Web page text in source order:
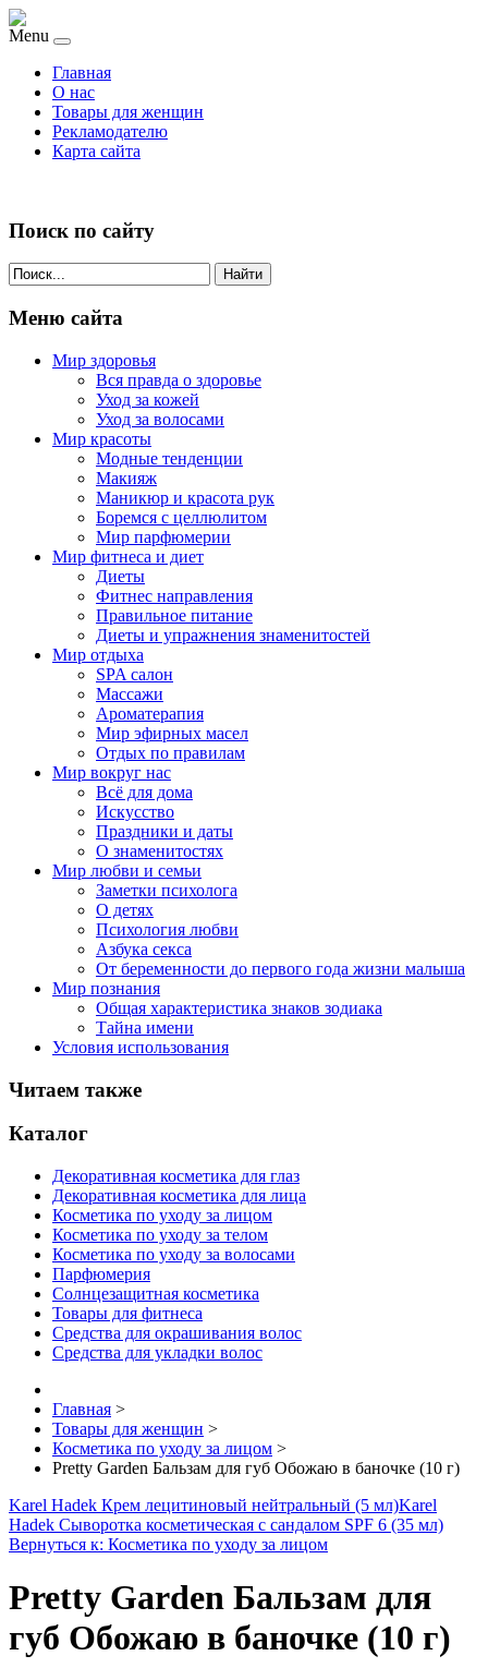
Menu
Главная
О нас
Товары для женщин
Рекламодателю
Карта сайта
Поиск по сайту
Найти
Меню сайта
Мир здоровья
Вся правда о здоровье
Уход за кожей
Уход за волосами
Мир красоты
Модные тенденции
Макияж
Маникюр и красота рук
Боремся с целлюлитом
Мир парфюмерии
Мир фитнеса и диет
Диеты
Фитнес направления
Правильное питание
Диеты и упражнения знаменитостей
Мир отдыха
SPA салон
Массажи
Ароматерапия
Мир эфирных масел
Отдых по правилам
Мир вокруг нас
Всё для дома
Искусство
Праздники и даты
О знаменитостях
Мир любви и семьи
Заметки психолога
О детях
Психология любви
Азбука секса
От беременности до первого года жизни малыша
Мир познания
Общая характеристика знаков зодиака
Тайна имени
Условия использования
Читаем также
Каталог
Декоративная косметика для глаз
Декоративная косметика для лица
Косметика по уходу за лицом
Косметика по уходу за телом
Косметика по уходу за волосами
Парфюмерия
Солнцезащитная косметика
Товары для фитнеса
Средства для окрашивания волос
Средства для укладки волос
Главная >
Товары для женщин >
Косметика по уходу за лицом >
Pretty Garden Бальзам для губ Обожаю в баночке (10 г)
Karel Hadek Крем лецитиновый нейтральный (5 мл)Karel
Hadek Сыворотка косметическая с сандалом SPF 6 (35 мл)
Вернуться к: Косметика по уходу за лицом
Pretty Garden Бальзам для
губ Обожаю в баночке (10 г)